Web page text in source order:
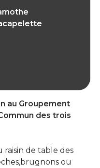
au Groupement
des trois
de table des
ou